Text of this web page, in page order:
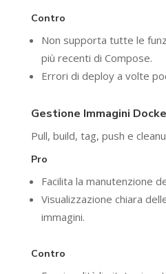
Contro
Non supporta tutte le
più recenti di Compose.
Errori di deploy a volte
Gestione Immagini
Pull, build, tag, push e
Pro
Facilita la manutenzione
Visualizzazione chiara
immagini.
Contro